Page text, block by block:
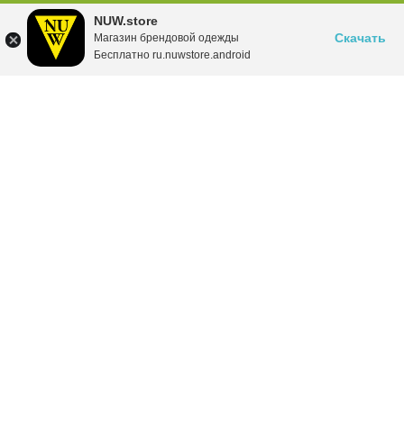
NUW.store
Магазин брендовой одежды
Бесплатно ru.nuwstore.android
Скачать